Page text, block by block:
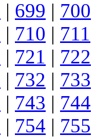
| 699 | 700
| 710 | 711
| 721 | 722
| 732 | 733
| 743 | 744
| 754 | 755